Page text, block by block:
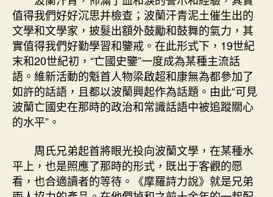
值得我們好好沉思并檢查；波蘭汗青泥土催生出的
文學和文學家，披髮出額外鼓勵和鼓舞的氣力，其
實值得我們好勤學習和鑒戒。在此形式下，19世紀
末和20世紀初，“亡國史鑒”一度成為某種主流話
語。維新活動的魁首人物梁啟超和康無為都參加了
如許的話語，且都以波蘭興起作為話題。由此“可見
波蘭亡國史在那時的政治和常識話語中被追蹤關心
的水平”。
周氏兄弟起首將眼光投向波蘭文學，在某種水
平上，也是照應了那時的形式，既出于客觀的愿
看，也合適讀者的等待。《摩羅詩力說》就是兄弟